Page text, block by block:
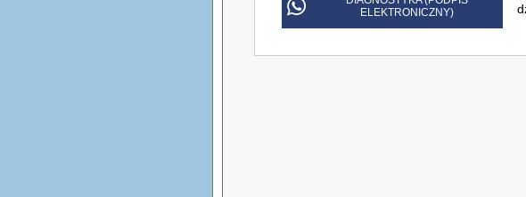
ELEKTRONICZNY)